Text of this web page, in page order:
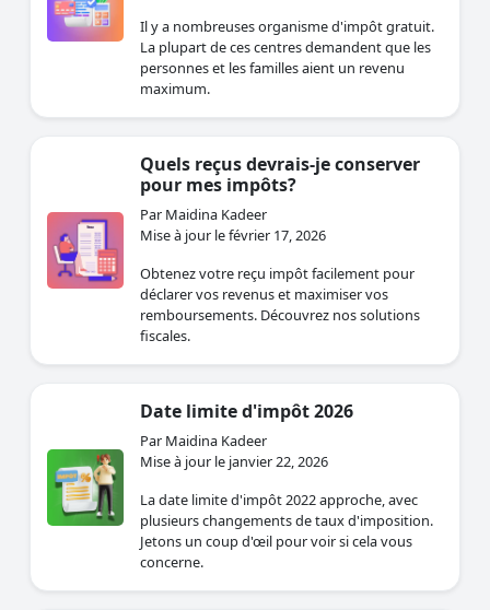
Il y a nombreuses organisme d'impôt gratuit.
La plupart de ces centres demandent que les
personnes et les familles aient un revenu
maximum.
Quels reçus devrais-je conserver
pour mes impôts?
Par Maidina Kadeer
Mise à jour le février 17, 2026
Obtenez votre reçu impôt facilement pour
déclarer vos revenus et maximiser vos
remboursements. Découvrez nos solutions
fiscales.
Date limite d'impôt 2026
Par Maidina Kadeer
Mise à jour le janvier 22, 2026
La date limite d'impôt 2022 approche, avec
plusieurs changements de taux d'imposition.
Jetons un coup d'œil pour voir si cela vous
concerne.